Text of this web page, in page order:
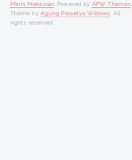
Maris Makassar. Powered by APW Themes.
Theme byAgung Prasetyo Wibowo. All
rights reserved.